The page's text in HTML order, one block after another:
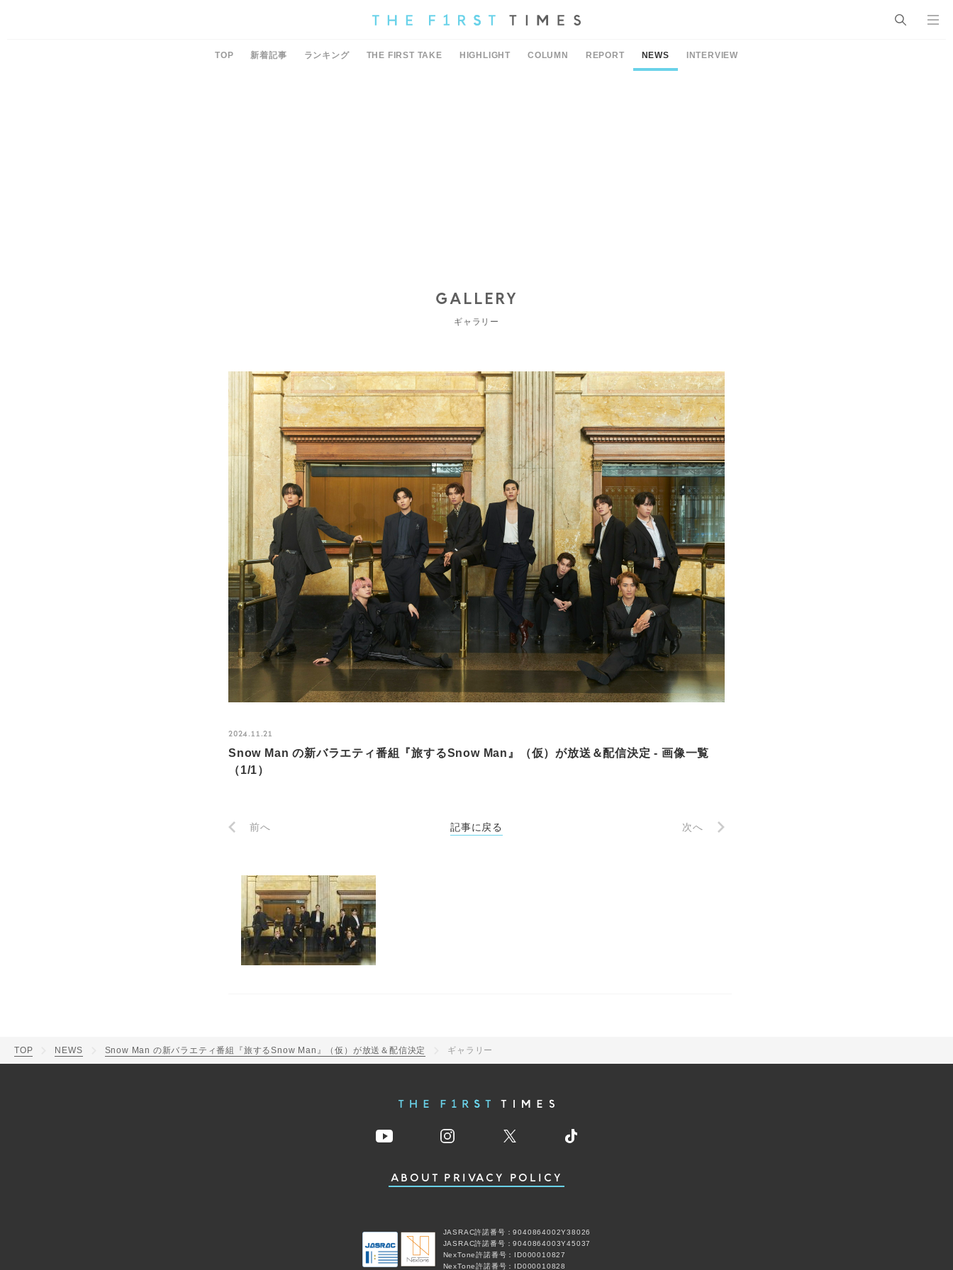
TOP 新着記事 ランキング THE FIRST TAKE HIGHLIGHT COLUMN REPORT NEWS INTERVIEW
GALLERY
ギャラリー
2024.11.21
Snow Man の新バラエティ番組『旅するSnow Man』（仮）が放送＆配信決定 - 画像一覧
（1/1）
前へ 記事に戻る 次へ
TOP NEWS Snow Man の新バラエティ番組『旅するSnow Man』（仮）が放送＆配信決定 ギャラリー
ABOUT PRIVACY POLICY
JASRAC許諾番号：9040864002Y38026
JASRAC許諾番号：9040864003Y45037
NexTone許諾番号：ID000010827
NexTone許諾番号：ID000010828